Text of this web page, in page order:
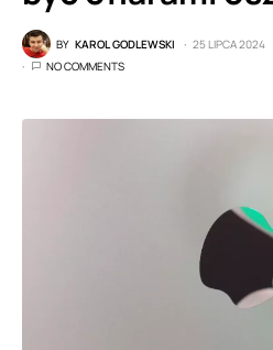
BY KAROL GODLEWSKI 25 LIPCA 2024
NO COMMENTS